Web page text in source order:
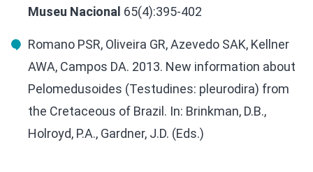
Museu Nacional 65(4):395-402
Romano PSR, Oliveira GR, Azevedo SAK, Kellner
AWA, Campos DA. 2013. New information about
Pelomedusoides (Testudines: pleurodira) from
the Cretaceous of Brazil. In: Brinkman, D.B.,
Holroyd, P.A., Gardner, J.D. (Eds.)